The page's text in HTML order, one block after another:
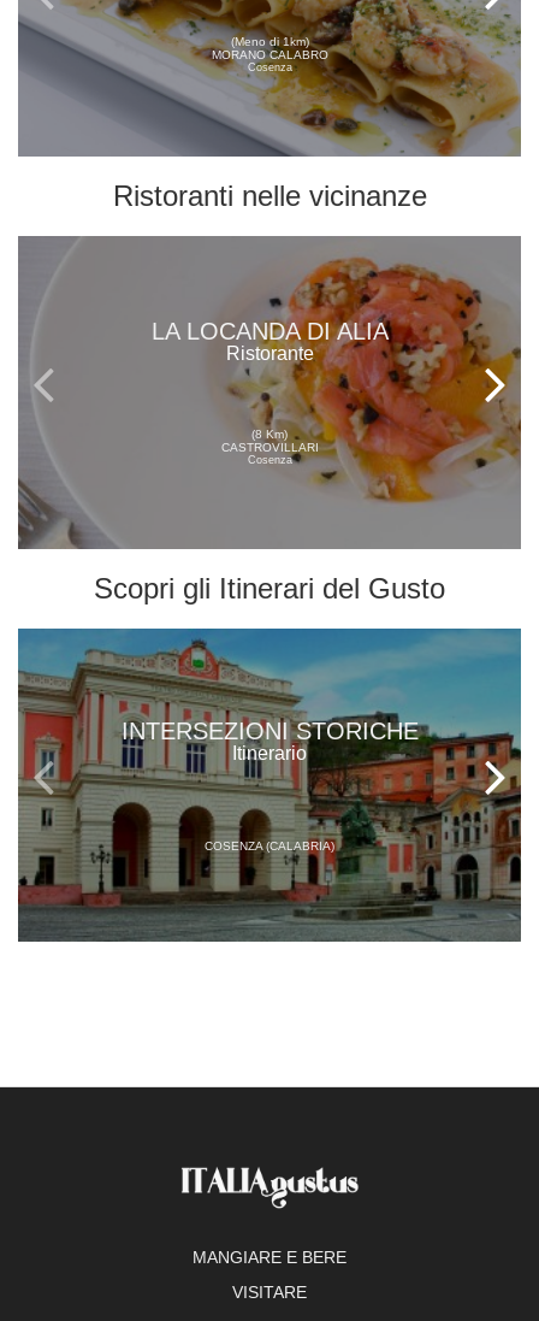
(Meno di 1km)
MORANO CALABRO
Cosenza
Ristoranti nelle vicinanze
LA LOCANDA DI ALIA
Ristorante
(8 Km)
CASTROVILLARI
Cosenza
Scopri gli Itinerari del Gusto
INTERSEZIONI STORICHE
Itinerario
COSENZA (CALABRIA)
MANGIARE E BERE
VISITARE